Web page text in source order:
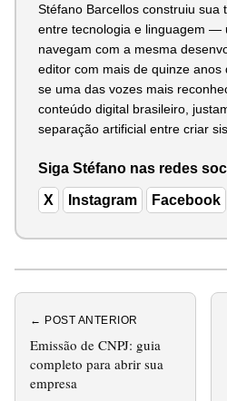
Stéfano Barcellos construiu sua
entre tecnologia e linguagem —
navegam com a mesma
editor com mais de quinze anos
se uma das vozes mais
conteúdo digital brasileiro,
separação artificial entre criar
Siga Stéfano nas redes
X Instagram Facebook
← POST ANTERIOR
Emissão de CNPJ: guia
completo para abrir sua
empresa